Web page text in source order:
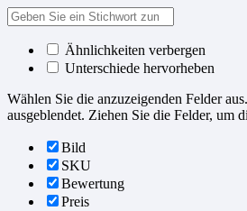
Ähnlichkeiten verbergen
Unterschiede hervorheben
Wählen Sie die anzuzeigenden Felder
ausgeblendet. Ziehen Sie die Felder, um
Bild
SKU
Bewertung
Preis